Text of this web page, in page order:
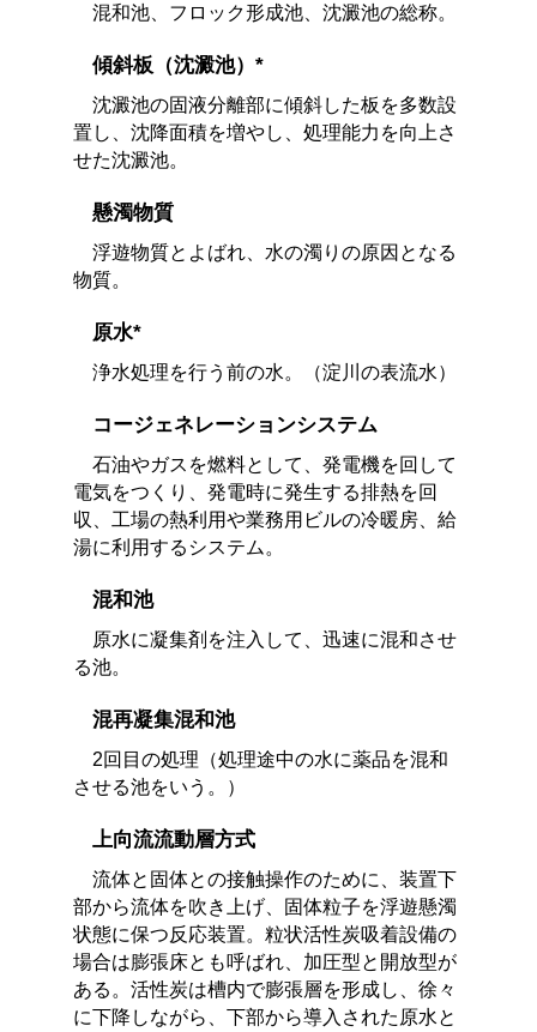
混和池、フロック形成池、沈澱池の総称。
傾斜板（沈澱池）*
沈澱池の固液分離部に傾斜した板を多数設
置し、沈降面積を増やし、処理能力を向上さ
せた沈澱池。
懸濁物質
浮遊物質とよばれ、水の濁りの原因となる
物質。
原水*
浄水処理を行う前の水。（淀川の表流水）
コージェネレーションシステム
石油やガスを燃料として、発電機を回して
電気をつくり、発電時に発生する排熱を回
収、工場の熱利用や業務用ビルの冷暖房、給
湯に利用するシステム。
混和池
原水に凝集剤を注入して、迅速に混和させ
る池。
混再凝集混和池
2回目の処理（処理途中の水に薬品を混和
させる池をいう。）
上向流流動層方式
流体と固体との接触操作のために、装置下
部から流体を吹き上げ、固体粒子を浮遊懸濁
状態に保つ反応装置。粒状活性炭吸着設備の
場合は膨張床とも呼ばれ、加圧型と開放型が
ある。活性炭は槽内で膨張層を形成し、徐々
に下降しながら、下部から導入された原水と